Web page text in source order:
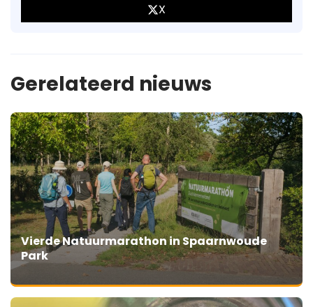
X
Gerelateerd nieuws
Vierde Natuurmarathon in Spaarnwoude
Park